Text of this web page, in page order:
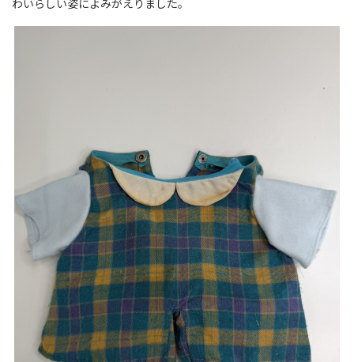
わいらしい姿によみがえりました。